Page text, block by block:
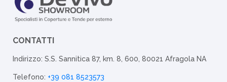
CONTATTI
Indirizzo: S.S. Sannitica 87, km. 8, 600, 80021 Afragola NA
Telefono: +39 081 8523573